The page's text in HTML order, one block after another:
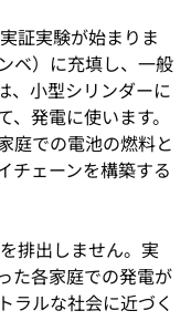
証実験が始まりま
ベ）に充填し、一般
、小型シリンダーに
発電に使います。
庭での電池の燃料と
チェーンを構築する
排出しません。実
た各家庭での発電が
ラルな社会に近づく